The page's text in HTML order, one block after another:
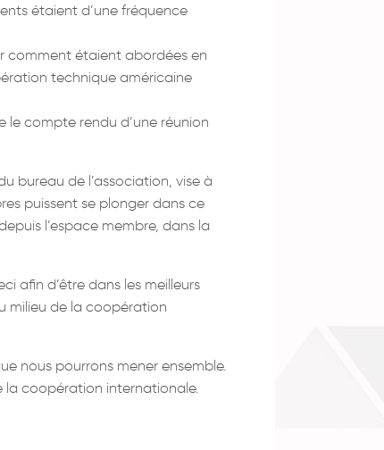
étaient d’une fréquence
comment étaient abordées en
technique américaine
le compte rendu d’une réunion
bureau de l’association, vise à
puissent se plonger dans ce
l’espace membre, dans la
afin d’être dans les meilleurs
milieu de la coopération
nous pourrons mener ensemble.
coopération internationale.